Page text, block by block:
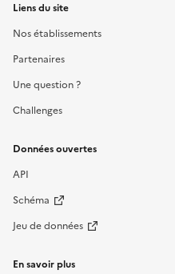
Liens du site
Nos établissements
Partenaires
Une question ?
Challenges
Données ouvertes
API
Schéma
Jeu de données
En savoir plus